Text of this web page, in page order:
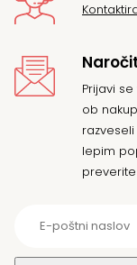
Prijavi
ob
lepim